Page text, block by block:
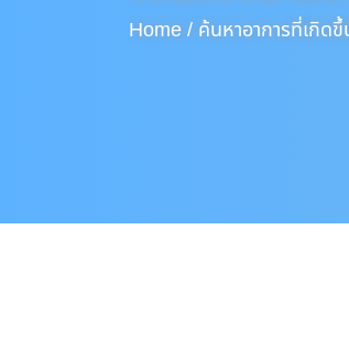
Home / ค้นหาอาการที่เกิด